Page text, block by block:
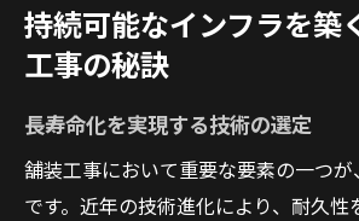
持続可能なインフラを築
工事の秘訣
長寿命化を実現する技術の選定
舗装工事において重要な要素の一つ
です。近年の技術進化により、耐久性